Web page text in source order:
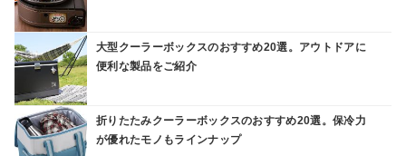
大型クーラーボックスのおすすめ20選。アウトドアに
便利な製品をご紹介
折りたたみクーラーボックスのおすすめ20選。保冷力
が優れたモノもラインナップ